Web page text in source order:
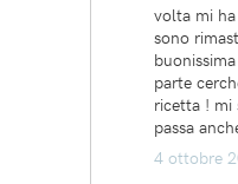
volta mi
sono
parte
ricetta !
passa
4 ottobre